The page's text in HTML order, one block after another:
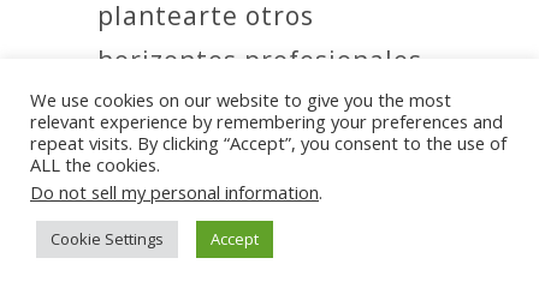
plantearte otros
horizontes profesionales.
3.- El origen
Por la naturaleza de esta
emoción, el origen es sólo
We use cookies on our website to give you the most
relevant experience by remembering your preferences and
repeat visits. By clicking “Accept”, you consent to the use of
ALL the cookies.
Do not sell my personal information.
Cookie Settings Accept